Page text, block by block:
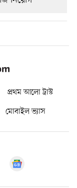
প্রথম আলো ট্রাস্ট
মোবাইল ভ্যাস